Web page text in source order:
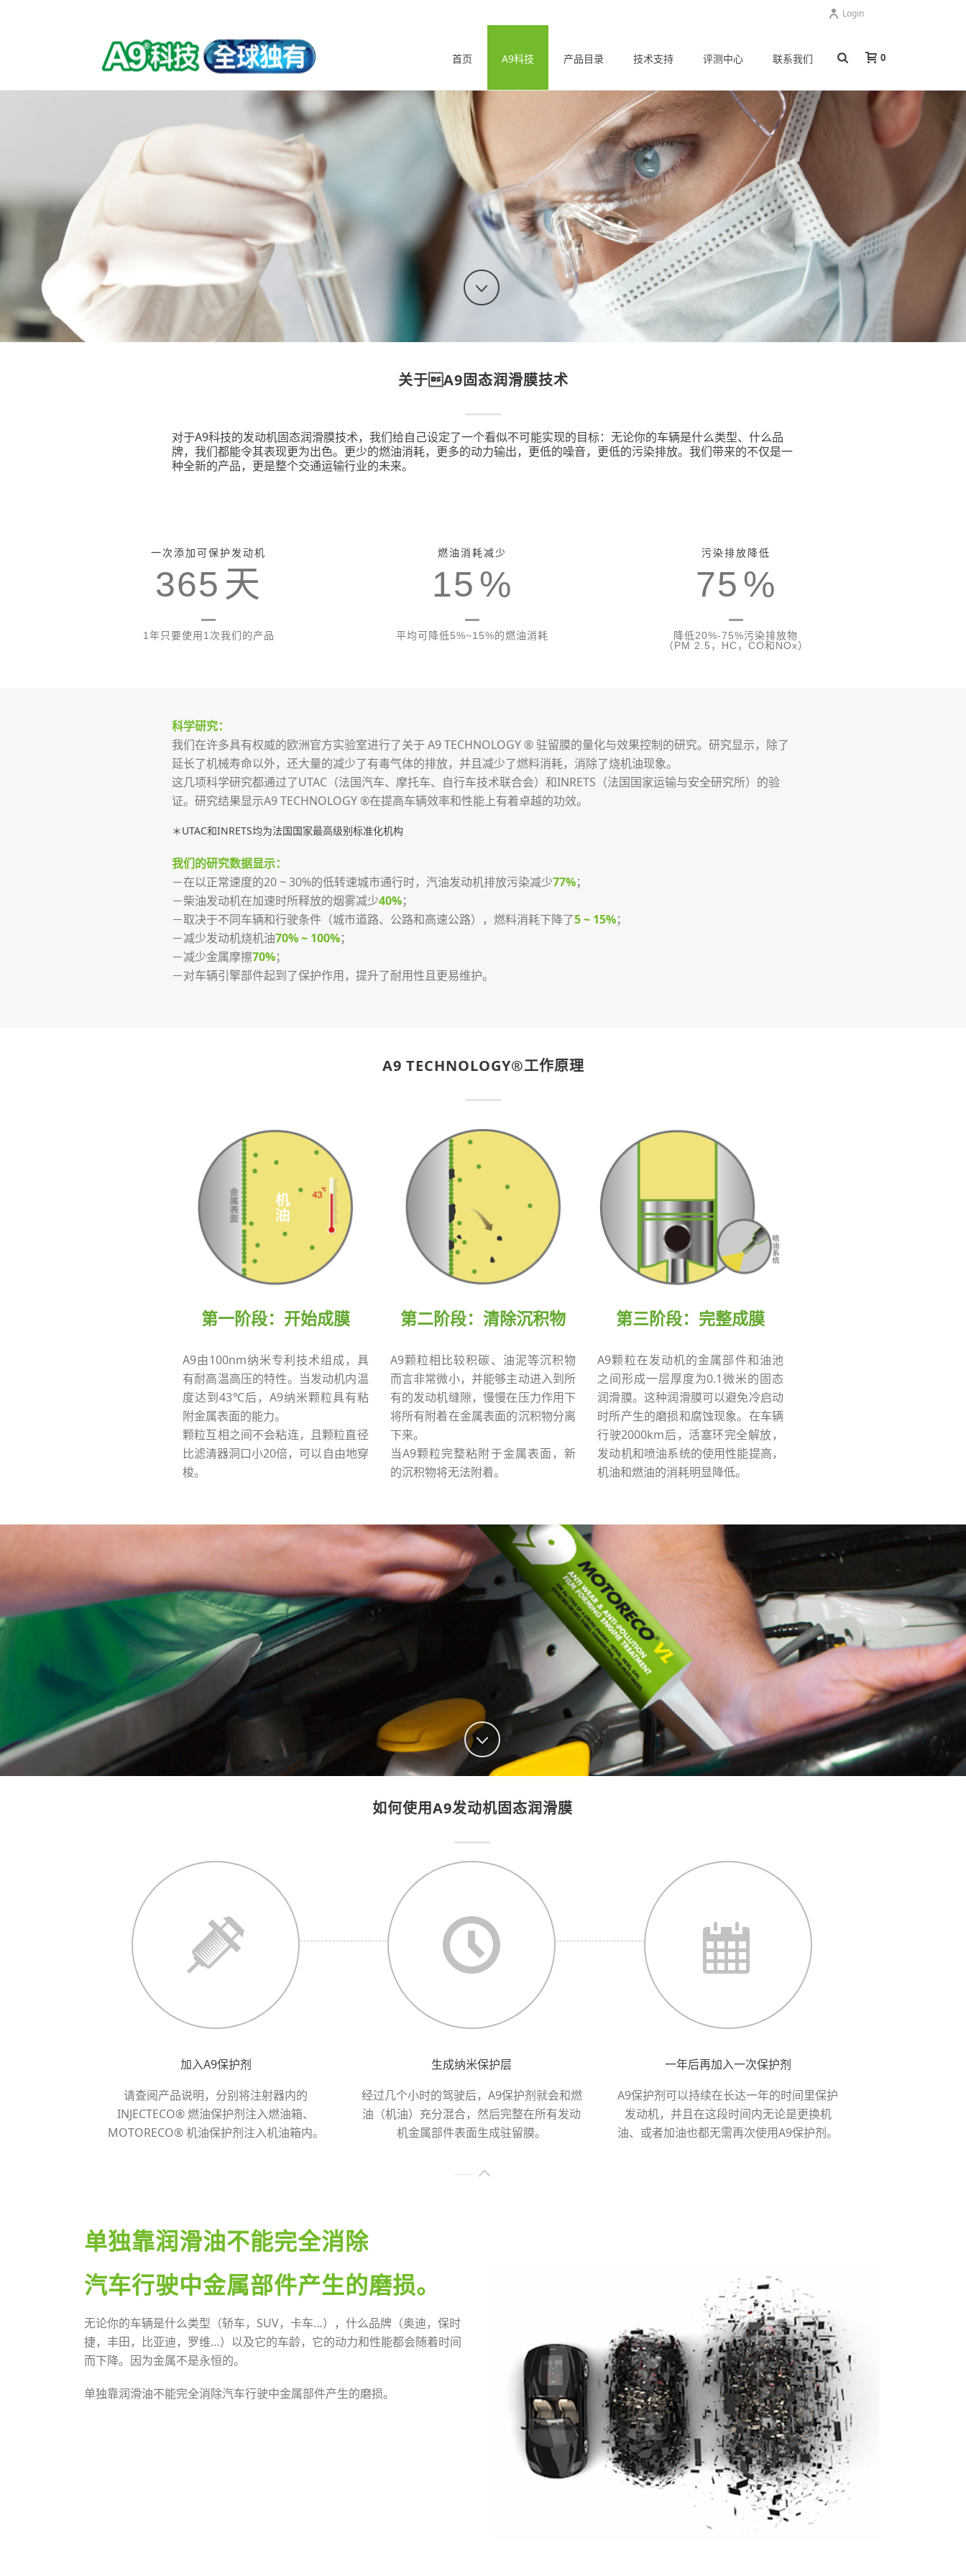
Login
首页 A9科技 产品目录 技术支持 评测中心 联系我们 0
浏览产品评测报告 浏览销售与技术支持
关于A9固态润滑膜技术
对于A9科技的发动机固态润滑膜技术，我们给自己设定了一个看似不可能实现的目标：无论你的车辆是什么类型、什么品
牌，我们都能令其表现更为出色。更少的燃油消耗，更多的动力输出，更低的噪音，更低的污染排放。我们带来的不仅是一
种全新的产品，更是整个交通运输行业的未来。
一次添加可保护发动机
365 天
1年只要使用1次我们的产品
燃油消耗减少
15%
平均可降低5%~15%的燃油消耗
污染排放降低
75%
降低20%-75%污染排放物
（PM 2.5，HC，CO和NOx）
科学研究：
我们在许多具有权威的欧洲官方实验室进行了关于 A9 TECHNOLOGY ® 驻留膜的量化与效果控制的研究。研究显示，除了
延长了机械寿命以外，还大量的减少了有毒气体的排放，并且减少了燃料消耗，消除了烧机油现象。
这几项科学研究都通过了UTAC（法国汽车、摩托车、自行车技术联合会）和INRETS（法国国家运输与安全研究所）的验
证。研究结果显示A9 TECHNOLOGY ®在提高车辆效率和性能上有着卓越的功效。
＊UTAC和INRETS均为法国国家最高级别标准化机构
我们的研究数据显示：
－在以正常速度的20 ~ 30%的低转速城市通行时，汽油发动机排放污染减少77%；
－柴油发动机在加速时所释放的烟雾减少40%；
－取决于不同车辆和行驶条件（城市道路、公路和高速公路），燃料消耗下降了5 ~ 15%；
－减少发动机烧机油70% ~ 100%；
－减少金属摩擦70%；
－对车辆引擎部件起到了保护作用，提升了耐用性且更易维护。
A9 TECHNOLOGY®工作原理
第一阶段：开始成膜
A9由100nm纳米专利技术组成，具
有耐高温高压的特性。当发动机内温
度达到43℃后，A9纳米颗粒具有粘
附金属表面的能力。
颗粒互相之间不会粘连，且颗粒直径
比滤清器洞口小20倍，可以自由地穿
梭。
第二阶段：清除沉积物
A9颗粒相比较积碳、油泥等沉积物
而言非常微小，并能够主动进入到所
有的发动机缝隙，慢慢在压力作用下
将所有附着在金属表面的沉积物分离
下来。
当A9颗粒完整粘附于金属表面，新
的沉积物将无法附着。
第三阶段：完整成膜
A9颗粒在发动机的金属部件和油池
之间形成一层厚度为0.1微米的固态
润滑膜。这种润滑膜可以避免冷启动
时所产生的磨损和腐蚀现象。在车辆
行驶2000km后，活塞环完全解放，
发动机和喷油系统的使用性能提高，
机油和燃油的消耗明显降低。
如何使用A9发动机固态润滑膜
加入A9保护剂
请查阅产品说明，分别将注射器内的
INJECTECO® 燃油保护剂注入燃油箱、
MOTORECO® 机油保护剂注入机油箱内。
生成纳米保护层
经过几个小时的驾驶后，A9保护剂就会和燃
油（机油）充分混合，然后完整在所有发动
机金属部件表面生成驻留膜。
一年后再加入一次保护剂
A9保护剂可以持续在长达一年的时间里保护
发动机，并且在这段时间内无论是更换机
油、或者加油也都无需再次使用A9保护剂。
单独靠润滑油不能完全消除
汽车行驶中金属部件产生的磨损。
无论你的车辆是什么类型（轿车，SUV，卡车…），什么品牌（奥迪，保时
捷，丰田，比亚迪，罗维…）以及它的车龄，它的动力和性能都会随着时间
而下降。因为金属不是永恒的。
单独靠润滑油不能完全消除汽车行驶中金属部件产生的磨损。